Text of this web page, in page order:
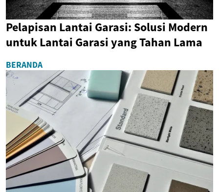
Pelapisan Lantai Garasi: Solusi Modern
untuk Lantai Garasi yang Tahan Lama
BERANDA